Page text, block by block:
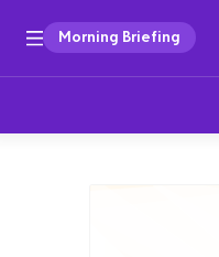
Morning Briefing